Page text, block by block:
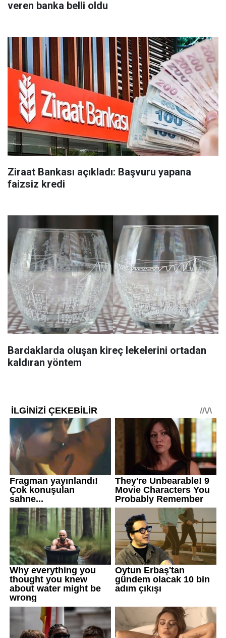
veren banka belli oldu
Ziraat Bankası açıkladı: Başvuru yapana
faizsiz kredi
Bardaklarda oluşan kireç lekelerini ortadan
kaldıran yöntem